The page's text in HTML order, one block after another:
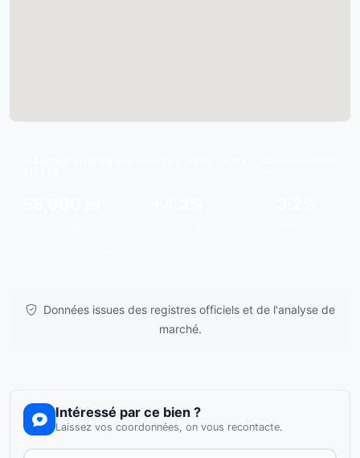
Données issues des registres officiels et de l'analyse de
marché.
Intéressé par ce bien ?
Laissez vos coordonnées, on vous recontacte.